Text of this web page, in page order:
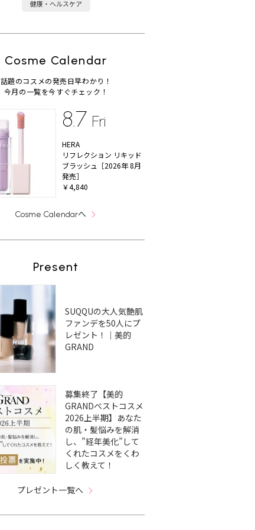
健康・ヘルスケア
Cosme Calendar
話題のコスメの発売日早わかり！
今月の一覧を今すぐチェック！
8.7 Fri
HERA
リフレクション リキッド
ブラッシュ［2026年 8月
発売］
￥4,840
Cosme Calendarへ
Present
SUQQUの大人気艶肌
ファンデを50人にプ
レゼント！｜美的
GRAND
募集終了【美的
GRANDベストコスメ
2026上半期】あなた
の肌・髪悩みを解消
し、”経年美化”して
くれたコスメをくわ
しく教えて！
プレゼント一覧へ